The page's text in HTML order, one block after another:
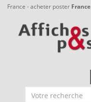
France - acheter poster France